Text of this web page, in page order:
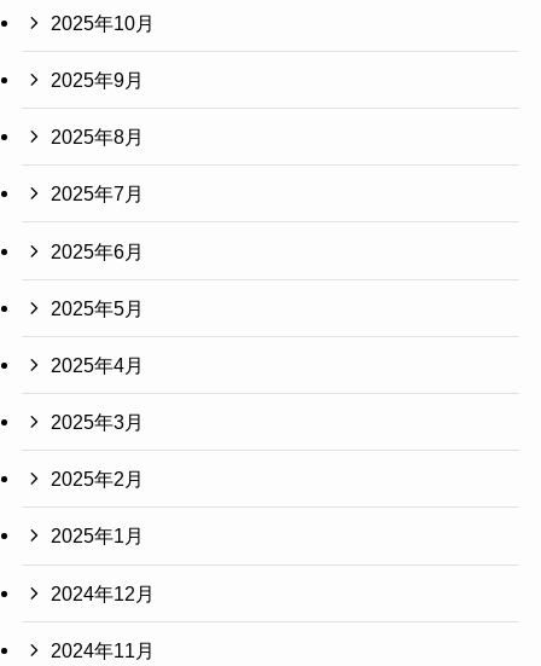
2025年10月
2025年9月
2025年8月
2025年7月
2025年6月
2025年5月
2025年4月
2025年3月
2025年2月
2025年1月
2024年12月
2024年11月